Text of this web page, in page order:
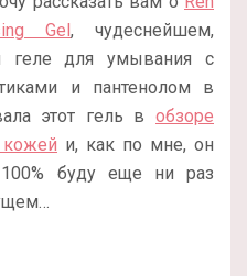
Gel, чудеснейшем,
геле для умывания с
и пантенолом в
этот гель в обзоре
кожей и, как по мне, он
буду еще ни раз